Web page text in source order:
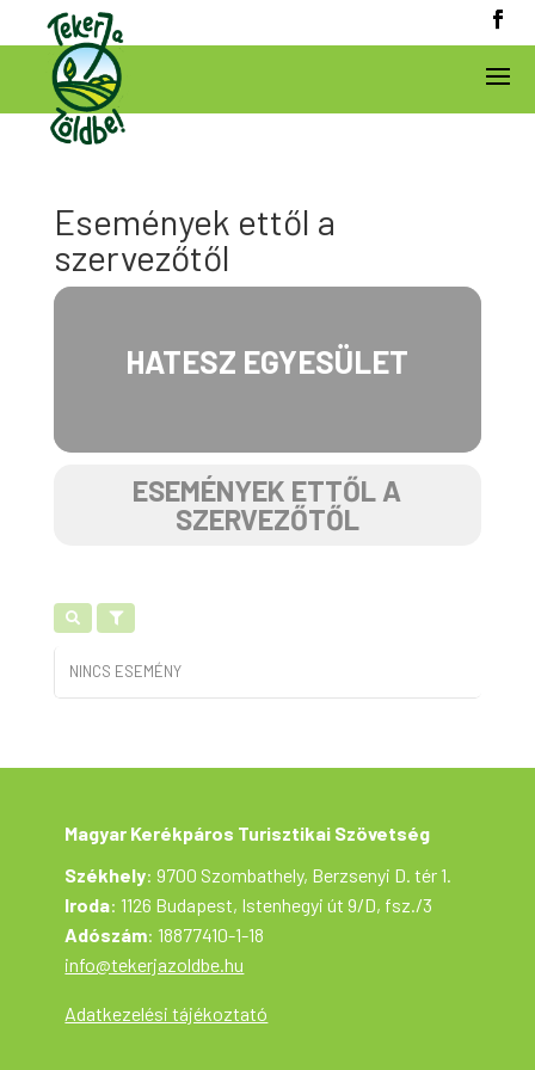
Események ettől a
szervezőtől
HATESZ EGYESÜLET
ESEMÉNYEK ETTŐL A
SZERVEZŐTŐL
NINCS ESEMÉNY
Magyar Kerékpáros Turisztikai Szövetség
Székhely: 9700 Szombathely, Berzsenyi D. tér 1.
Iroda: 1126 Budapest, Istenhegyi út 9/D, fsz./3
Adószám: 18877410-1-18
info@tekerjazoldbe.hu
Adatkezelési tájékoztató